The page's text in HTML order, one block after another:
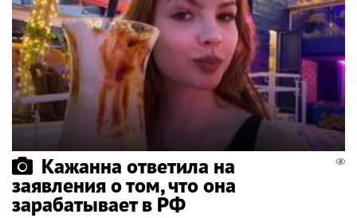
Кажанна ответила на
заявления о том, что она
зарабатывает в РФ